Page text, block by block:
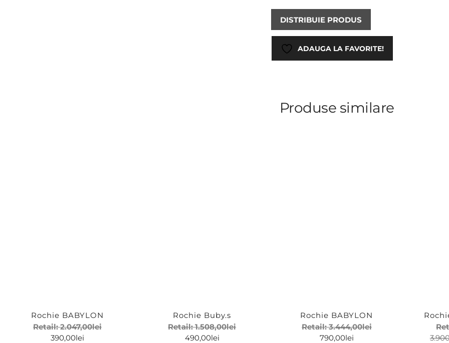
DISTRIBUIE PRODUS
ADAUGA LA FAVORITE!
Produse similare
Rochie BABYLON
Retail:2.047,00lei
390,00lei
Rochie Buby.s
Retail:1.508,00lei
490,00lei
Rochie BABYLON
Retail:3.444,00lei
790,00lei